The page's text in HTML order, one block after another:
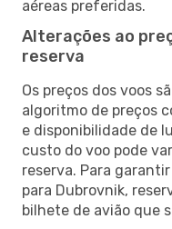
aéreas preferidas.
Alterações ao
reserva
Os preços dos voos
algoritmo de preços
e disponibilidade de
custo do voo pode
reserva. Para
para Dubrovnik,
bilhete de avião que